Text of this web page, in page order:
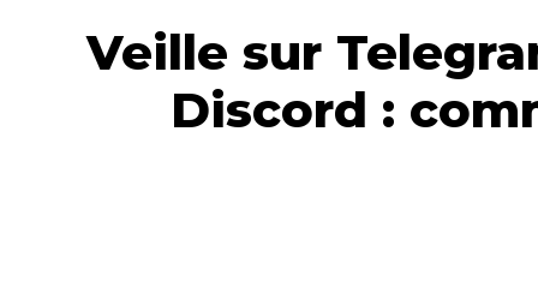
Veille sur
Discord :